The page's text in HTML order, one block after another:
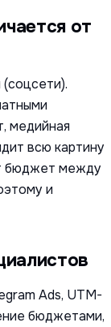
медийная
всю картину
бюджет между
и
Ads, UTM-
бюджетами,